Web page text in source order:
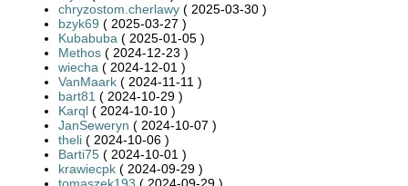
chryzostom.cherlawy ( 2025-03-30 )
bzyk69 ( 2025-03-27 )
Kubabuba ( 2025-01-05 )
Methos ( 2024-12-23 )
wiecha ( 2024-12-01 )
VanMaark ( 2024-11-11 )
bart81 ( 2024-10-29 )
Karql ( 2024-10-10 )
JanSeweryn ( 2024-10-07 )
theli ( 2024-10-06 )
Barti75 ( 2024-10-01 )
krawiecpk ( 2024-09-29 )
tomaszek193 ( 2024-09-29 )